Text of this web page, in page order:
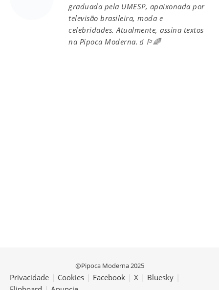
graduada pela UMESP, apaixonada por
televisão brasileira, moda e
celebridades. Atualmente, assina textos
na Pipoca Moderna.🧃🏳️‍🌈
@Pipoca Moderna 2025
Privacidade | Cookies | Facebook | X | Bluesky |